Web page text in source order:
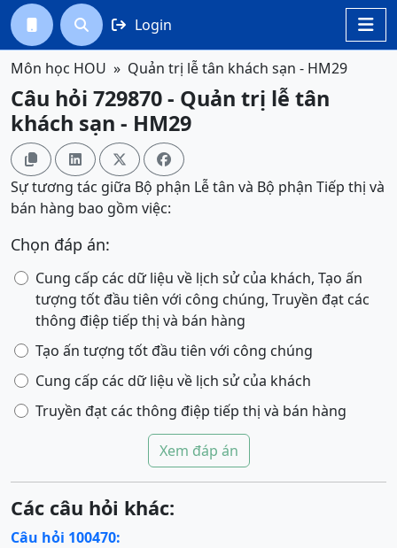

  Login
Môn học HOU Quản trị lễ tân khách sạn - HM29
Câu hỏi 729870 - Quản trị lễ tân
khách sạn - HM29
   
Sự tương tác giữa Bộ phận Lễ tân và Bộ phận Tiếp thị và
bán hàng bao gồm việc:
Chọn đáp án:
Cung cấp các dữ liệu về lịch sử của khách, Tạo ấn
tượng tốt đầu tiên với công chúng, Truyền đạt các
thông điệp tiếp thị và bán hàng
Tạo ấn tượng tốt đầu tiên với công chúng
Cung cấp các dữ liệu về lịch sử của khách
Truyền đạt các thông điệp tiếp thị và bán hàng
Xem đáp án
Các câu hỏi khác:
Câu hỏi 100470: